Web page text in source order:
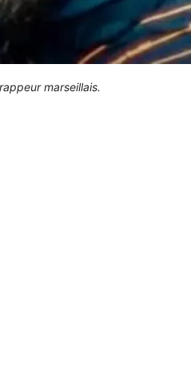
marseillais.